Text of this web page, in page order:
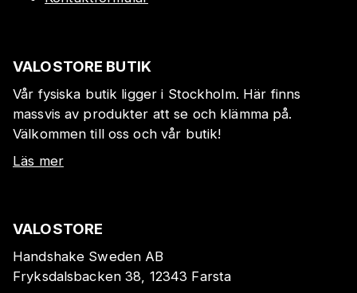
VALOSTORE BUTIK
Vår fysiska butik ligger i Stockholm. Här finns
massvis av produkter att se och klämma på.
Välkommen till oss och vår butik!
Läs mer
VALOSTORE
Handshake Sweden AB
Fryksdalsbacken 38, 12343 Farsta